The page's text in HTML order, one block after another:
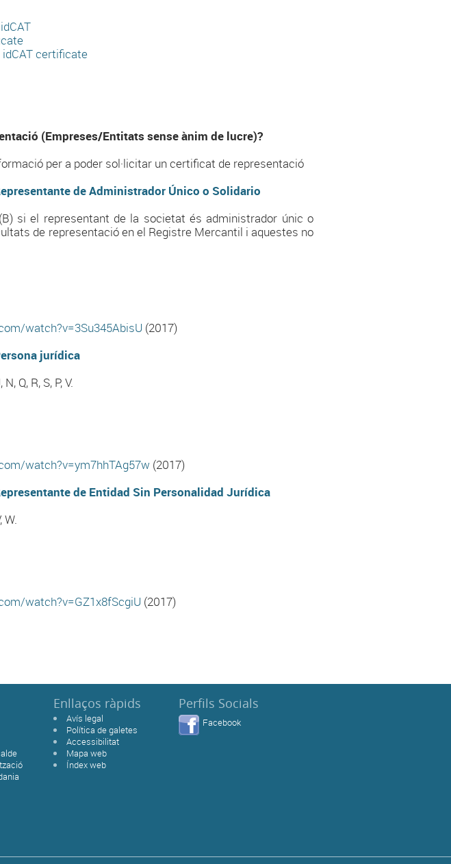
كيفية تحميل وتثبيت شهادة إيدكات idCAT
certificate
(Empreses/Entitats sense ànim de lucre)?
per a poder sol·licitar un certificat de representació
de Administrador Único o Solidario
si el representant de la societat és administrador únic o
de representació en el Registre Mercantil i aquestes no
watch?v=3Su345AbisU (2017)
jurídica
Q, R, S, P, V.
watch?v=ym7hhTAg57w (2017)
de Entidad Sin Personalidad Jurídica
W.
watch?v=GZ1x8fScgiU (2017)
Enllaços ràpids
Avís legal
Política de galetes
Accessibilitat
Mapa web
Índex web
Perfils Socials
Facebook